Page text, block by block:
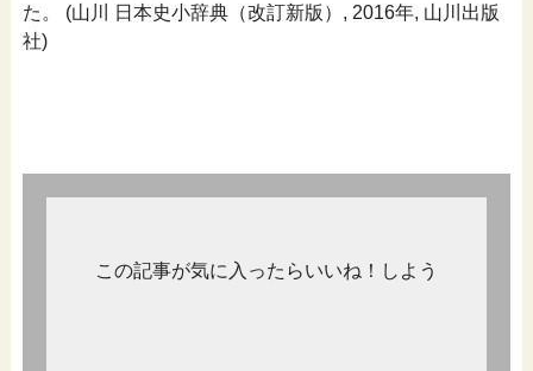
た。 (山川 日本史小辞典（改訂新版）, 2016年, 山川出版
社)
この記事が気に入ったらいいね！しよう